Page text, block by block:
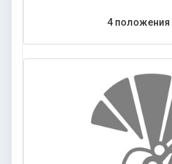
4 положения